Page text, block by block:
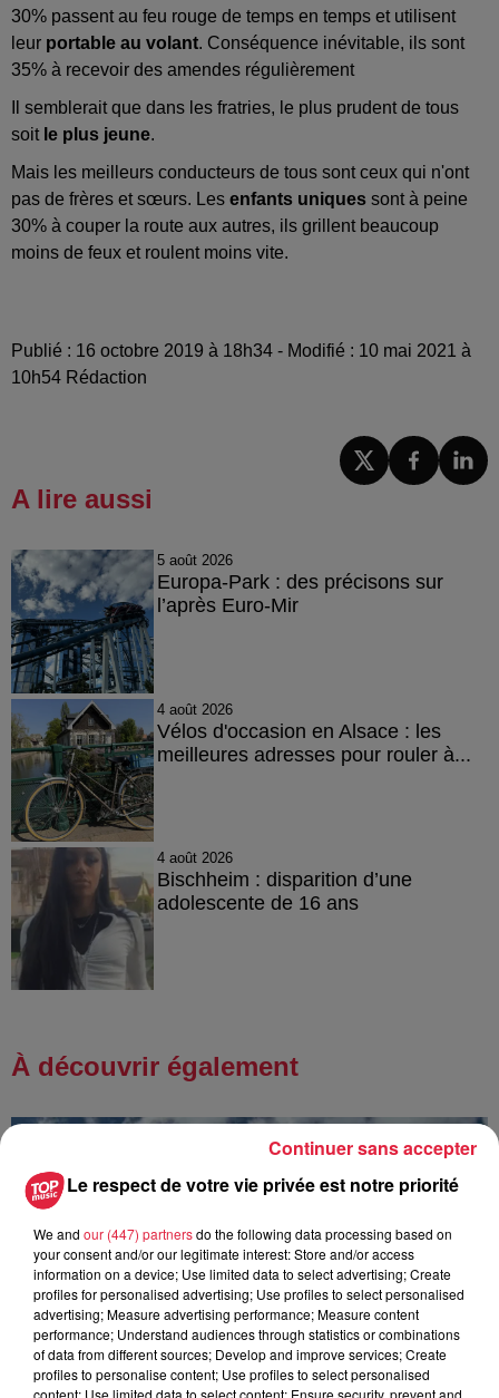
30% passent au feu rouge de temps en temps et utilisent
leur portable au volant. Conséquence inévitable, ils sont
35% à recevoir des amendes régulièrement
Il semblerait que dans les fratries, le plus prudent de tous
soit le plus jeune.
Mais les meilleurs conducteurs de tous sont ceux qui n'ont
pas de frères et sœurs. Les enfants uniques sont à peine
30% à couper la route aux autres, ils grillent beaucoup
moins de feux et roulent moins vite.
Publié : 16 octobre 2019 à 18h34 - Modifié : 10 mai 2021 à
10h54 Rédaction
A lire aussi
5 août 2026
Europa-Park : des précisons sur
l’après Euro-Mir
4 août 2026
Vélos d'occasion en Alsace : les
meilleures adresses pour rouler à...
4 août 2026
Bischheim : disparition d’une
adolescente de 16 ans
À découvrir également
Le respect de votre vie privée est notre priorité
We and our (447) partnersdo the following data processing based on
your consent and/or our legitimate interest: Store and/or access
information on a device; Use limited data to select advertising; Create
profiles for personalised advertising; Use profiles to select personalised
advertising; Measure advertising performance; Measure content
performance; Understand audiences through statistics or combinations
of data from different sources; Develop and improve services; Create
profiles to personalise content; Use profiles to select personalised
content; Use limited data to select content; Ensure security, prevent and
Continuer sans accepter